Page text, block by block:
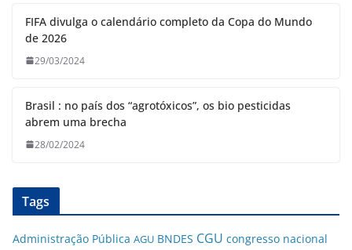
FIFA divulga o calendário completo da Copa do Mundo
de 2026
29/03/2024
Brasil : no país dos “agrotóxicos”, os bio pesticidas
abrem uma brecha
28/02/2024
Tags
Administração Pública AGU BNDES CGU congresso nacional